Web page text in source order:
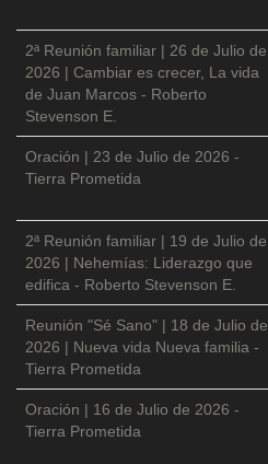
2ª Reunión familiar | 26 de Julio de
2026 | Cambiar es crecer, La vida
de Juan Marcos - Roberto
Stevenson E.
Oración | 23 de Julio de 2026 -
Tierra Prometida
2ª Reunión familiar | 19 de Julio de
2026 | Nehemías: Liderazgo que
edifica - Roberto Stevenson E.
Reunión "Sé Sano" | 18 de Julio de
2026 | Nueva vida Nueva familia -
Tierra Prometida
Oración | 16 de Julio de 2026 -
Tierra Prometida